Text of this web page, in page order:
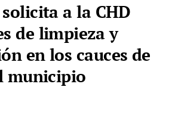
a la CHD
de limpieza y
en los cauces de
municipio